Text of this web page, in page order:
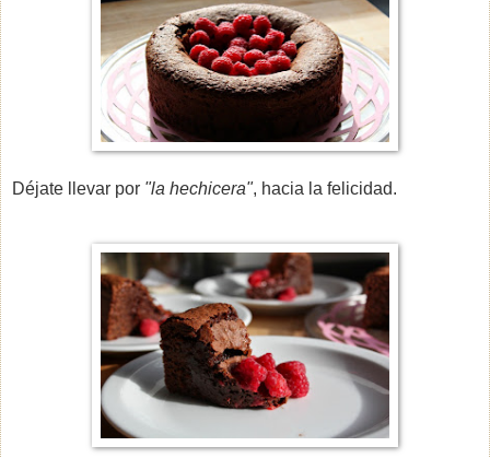
Déjate llevar por "la hechicera", hacia la felicidad.